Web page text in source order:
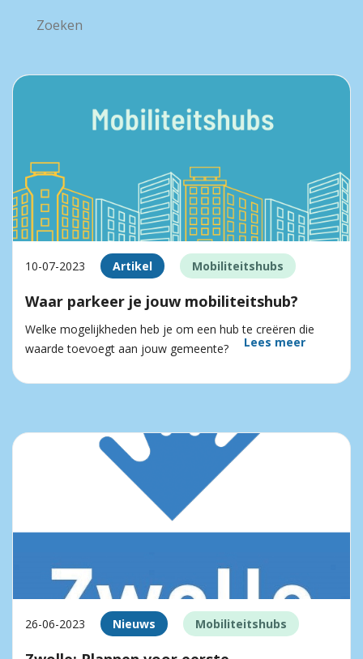
10-07-2023 Artikel Mobiliteitshubs
Waar parkeer je jouw mobiliteitshub?
Welke mogelijkheden heb je om een hub te creëren die
waarde toevoegt aan jouw gemeente?
Lees meer
26-06-2023 Nieuws Mobiliteitshubs